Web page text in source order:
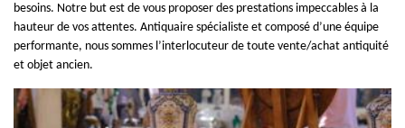
besoins. Notre but est de vous proposer des prestations impeccables à la
hauteur de vos attentes. Antiquaire spécialiste et composé d’une équipe
performante, nous sommes l’interlocuteur de toute vente/achat antiquité
et objet ancien.